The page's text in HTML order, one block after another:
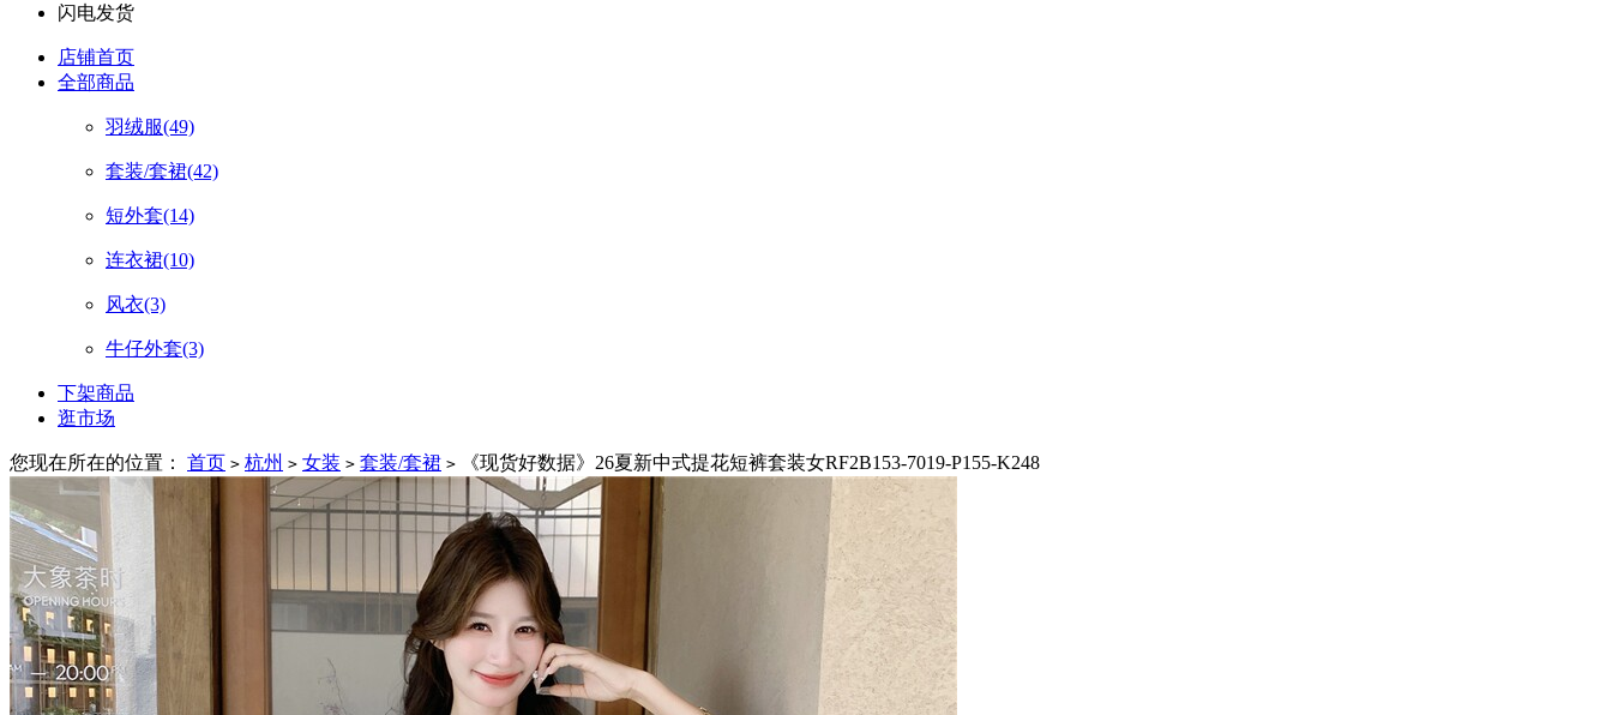
闪电发货
店铺首页
全部商品
羽绒服(49)
套装/套裙(42)
短外套(14)
连衣裙(10)
风衣(3)
牛仔外套(3)
下架商品
逛市场
您现在所在的位置： 首页 > 杭州 > 女装 > 套装/套裙 > 《现货好数据》26夏新中式提花短裤套装女RF2B153-7019-P155-K248